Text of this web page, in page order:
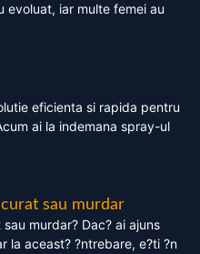
evoluat, iar multe femei au
eficienta si rapida pentru
ai la indemana spray-ul
sau murdar
murdar? Dac? ai ajuns
la aceast? ?ntrebare, e?ti ?n